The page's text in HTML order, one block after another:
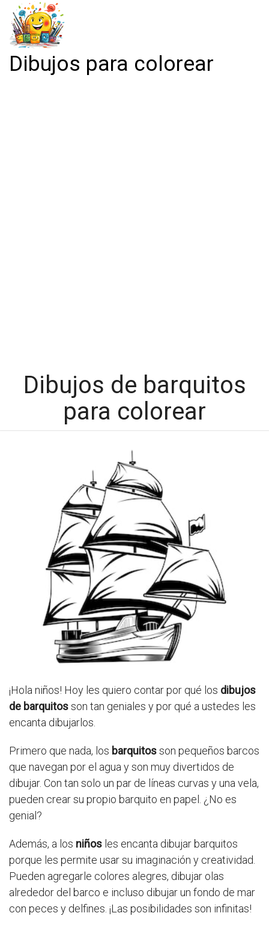
Dibujos para colorear
Dibujos de barquitos
para colorear
¡Hola niños! Hoy les quiero contar por qué los dibujos
de barquitosson tan geniales y por qué a ustedes les
encanta dibujarlos.
Primero que nada, los barquitosson pequeños barcos
que navegan por el agua y son muy divertidos de
dibujar. Con tan solo un par de líneas curvas y una vela,
pueden crear su propio barquito en papel. ¿No es
genial?
Además, a los niños les encanta dibujar barquitos
porque les permite usar su imaginación y creatividad.
Pueden agregarle colores alegres, dibujar olas
alrededor del barco e incluso dibujar un fondo de mar
con peces y delfines. ¡Las posibilidades son infinitas!